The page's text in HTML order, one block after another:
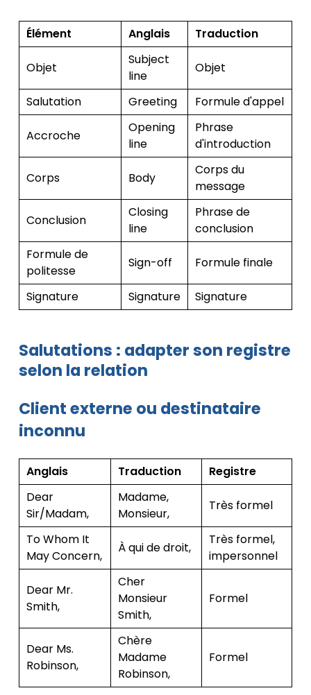
Élément Anglais Traduction
Objet
Subject
line
Objet
Salutation Greeting Formule d'appel
Accroche
Opening
line
Phrase
d'introduction
Corps Body
Corps du
message
Conclusion
Closing
line
Phrase de
conclusion
Formule de
politesse
Sign-off Formule finale
Signature Signature Signature
Salutations : adapter son registre
selon la relation
Client externe ou destinataire
inconnu
Anglais Traduction
Registre
Dear
Sir/Madam,
Madame,
Monsieur,
Très formel
To Whom It
May Concern,
À qui de droit,
Très formel,
impersonnel
Dear Mr.
Smith,
Cher
Monsieur
Smith,
Formel
Dear Ms.
Robinson,
Chère
Madame
Robinson,
Formel